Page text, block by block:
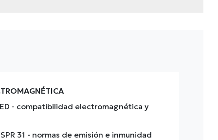
- compatibilidad electromagnética y
31 - normas de emisión e inmunidad